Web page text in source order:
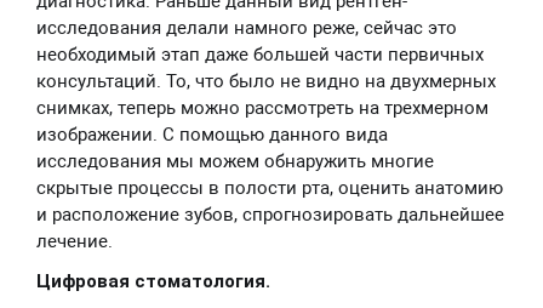
исследования делали намного реже, сейчас это
необходимый этап даже большей части первичных
консультаций. То, что было не видно на двухмерных
снимках, теперь можно рассмотреть на трехмерном
изображении. С помощью данного вида
исследования мы можем обнаружить многие
скрытые процессы в полости рта, оценить анатомию
и расположение зубов, спрогнозировать дальнейшее
лечение.
Цифровая стоматология.